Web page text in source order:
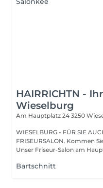
HAIRRICHTN -
Wieselburg
Am Hauptplatz 24 3250
WIESELBURG - FÜR SIE
FRISEURSALON. Kommen Sie hairein, und fühlen Sie sich wohl.
Unser Friseur-Salon am
Bartschnitt